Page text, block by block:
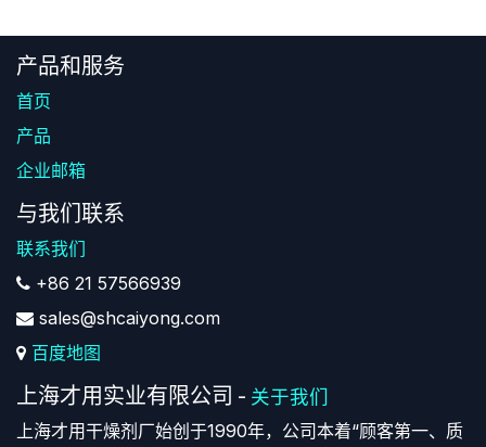
产品和服务
首页
产品
企业邮箱
与我们联系
联系我们
+86 21 57566939
sales@shcaiyong.com
百度地图
上海才用实业有限公司 - 关于我们
上海才用干燥剂厂始创于1990年，公司本着“顾客第一、质